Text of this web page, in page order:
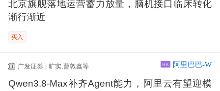
北京旗舰落地运营蓄力放量，脑机接口临床转化
渐行渐近
买入
广发证券 | 旷实,曹敦鑫等 HK 阿里巴巴-W
Qwen3.8-Max补齐Agent能力，阿里云有望迎模